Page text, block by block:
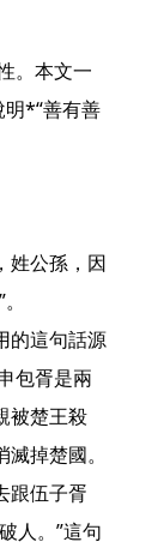
明*“善有善
姓公孫，因
的這句話源
包胥是兩
被楚王殺
掉楚國。
跟伍子胥
人。”這句